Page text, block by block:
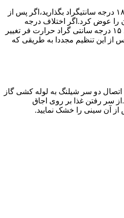
اگر حرارت فر خیلی زیاد یا خیلی کم باشد ترموستات آن احتیاج به تنظیم دارد برای این کار به طریق زیر عمل کنید.یک دما سنج جیوه ای در فر گذاشته و درجه فر را روی ۱۸۰ درجه سانتیگراد بگذارید،اگر پس از
معیوب است و باید آن را عوض کرد.اگر اختلاف درجه
دماسنج با آنچه که فر را تنظیم کرده اید کم باشد دکمه کنترل را بسته و پیچ تنظیم کننده را به طرف زیاد یا کم بچرخانید.هر یک چهارم دور که پیچ تنظیم را بچرخانید در حدود ۱۵ درجه سانتی گراد حرارت فر تغییر
شود ۱۵ درجه سانتیگراد حرارت فر پایین می آید)پس از این تنظیم مجددا به طریقی که
دو سر شیلنگ به لوله کشی گاز
نمایید.از سر رفتن غذا بر روی اجاق
از آن سینی را خشک نمایید.